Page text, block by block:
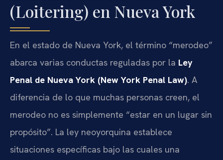
(Loitering) en Nueva York
En el estado de Nueva York, el término “merodeo”
abarca varias conductas reguladas por la Ley
Penal de Nueva York (New York Penal Law). A
diferencia de lo que muchas personas creen, el
merodeo no es simplemente “estar en un lugar sin
propósito”. La ley neoyorquina establece
situaciones específicas bajo las cuales una